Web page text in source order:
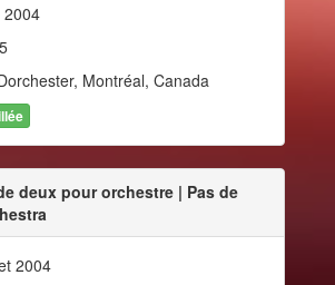
2004
Montréal, Canada
deux pour orchestre | Pas de
2004